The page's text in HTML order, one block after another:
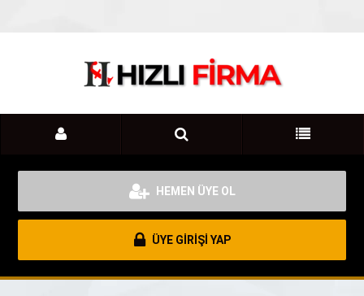
HEMEN ÜYE OL
ÜYE GİRİŞİ YAP